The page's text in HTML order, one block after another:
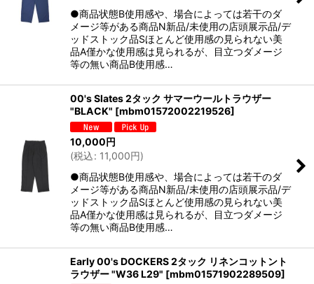
●商品状態B使用感や、場合によっては若干のダ
メージ等がある商品N新品/未使用の店頭展示品/デ
ッドストック品Sほとんど使用感の見られない美
品A僅かな使用感は見られるが、目立つダメージ
等の無い商品B使用感…
00's Slates 2タック サマーウールトラウザー
"BLACK" [mbm01572002219526]
10,000円
(税込: 11,000円)
●商品状態B使用感や、場合によっては若干のダ
メージ等がある商品N新品/未使用の店頭展示品/デ
ッドストック品Sほとんど使用感の見られない美
品A僅かな使用感は見られるが、目立つダメージ
等の無い商品B使用感…
Early 00's DOCKERS 2タック リネンコットント
ラウザー "W36 L29" [mbm01571902289509]